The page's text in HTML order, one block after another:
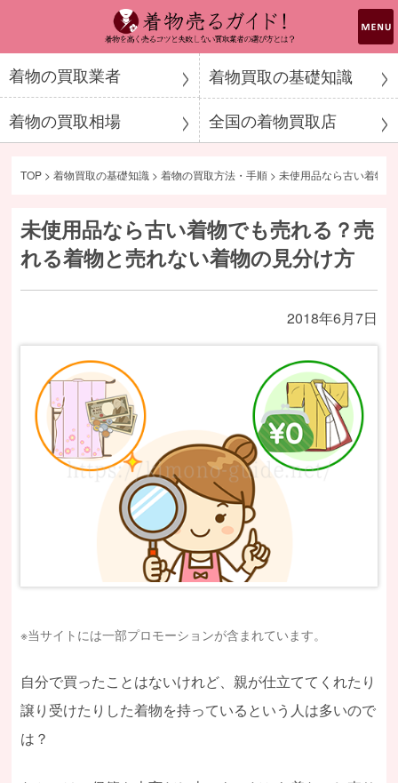
着物売るガイ
着物の買取業者
着物買取の基礎知識
着物の買取相場
全国の着物買取店
TOP >着物買取の基礎知識 >着物の買取方法・手順 >未使用品なら古い着物
未使用品なら古い着物でも売れる？売
れる着物と売れない着物の見分け方
2018年6月7日
※当サイトには一部プロモーションが含まれています。
自分で買ったことはないけれど、親が仕立ててくれたり
譲り受けたりした着物を持っているという人は多いので
は？